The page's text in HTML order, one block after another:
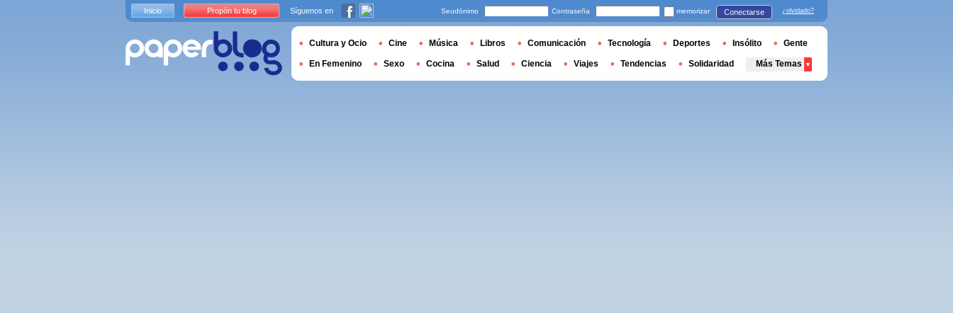
Inicio Propón tu blog Síguenos en Seudónimo Contraseña memorizar Conectarse ¿olvidado?
Cultura y Ocio Cine Música Libros Comunicación Tecnología Deportes Insólito Gente
En Femenino Sexo Cocina Salud Ciencia Viajes Tendencias Solidaridad Más Temas